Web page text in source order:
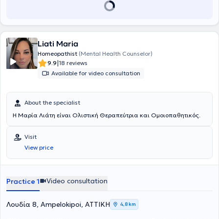
Liati Maria
Homeopathist (Mental Health Counselor)
9.9|18 reviews
Available for video consultation
About the specialist
Η Μαρία Λιάτη είναι Ολιστική Θεραπεύτρια και Ομοιοπαθητικός.
Visit
View price
Practice 1 Video consultation
Λουδία 8, Ampelokipoi, ΑΤΤΙΚΗ 4,8 km